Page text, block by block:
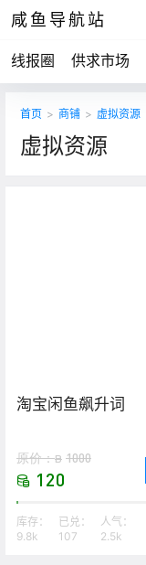
咸鱼导航站
线报圈 供求市场
首页 > 商铺 > 虚拟资源
虚拟资源
淘宝闲鱼飙升词
原价：B 1000
120
库存：
9.8k
已兑：
107
人气：
2.5k